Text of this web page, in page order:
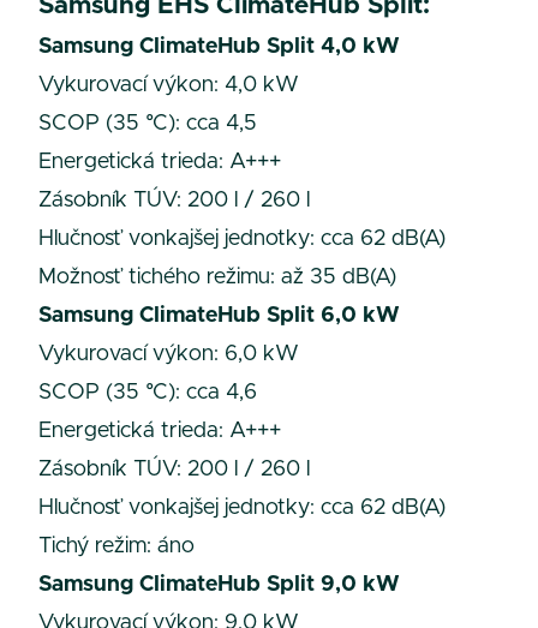
Samsung EHS ClimateHub Split:
Samsung ClimateHub Split 4,0 kW
Vykurovací výkon: 4,0 kW
SCOP (35 °C): cca 4,5
Energetická trieda: A+++
Zásobník TÚV: 200 l / 260 l
Hlučnosť vonkajšej jednotky: cca 62 dB(A)
Možnosť tichého režimu: až 35 dB(A)
Samsung ClimateHub Split 6,0 kW
Vykurovací výkon: 6,0 kW
SCOP (35 °C): cca 4,6
Energetická trieda: A+++
Zásobník TÚV: 200 l / 260 l
Hlučnosť vonkajšej jednotky: cca 62 dB(A)
Tichý režim: áno
Samsung ClimateHub Split 9,0 kW
Vykurovací výkon: 9,0 kW